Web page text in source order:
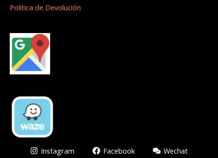
Politica de Devolución
Instagram Facebook Wechat